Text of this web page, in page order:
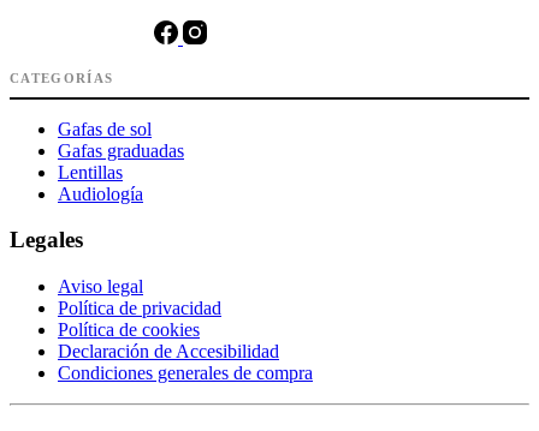
CATEGORÍAS
Gafas de sol
Gafas graduadas
Lentillas
Audiología
Legales
Aviso legal
Política de privacidad
Política de cookies
Declaración de Accesibilidad
Condiciones generales de compra